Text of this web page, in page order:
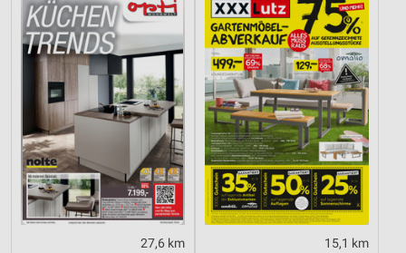
27,6 km 15,1 km
personalisierter Inhalte
Messung der Werbeleistung
Messung der Performance von Inhalten
Analyse von Zielgruppen durch Statistiken oder
Kombinationen von Daten aus verschiedenen
Quellen
Entwicklung und Verbesserung der Angebote
Verwendung reduzierter Daten zur Auswahl von